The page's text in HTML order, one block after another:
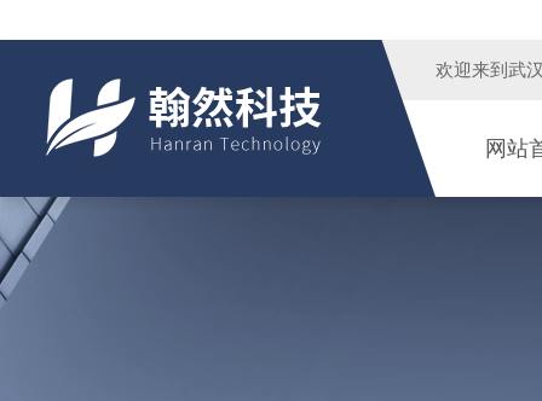
欢迎来到 武
网站